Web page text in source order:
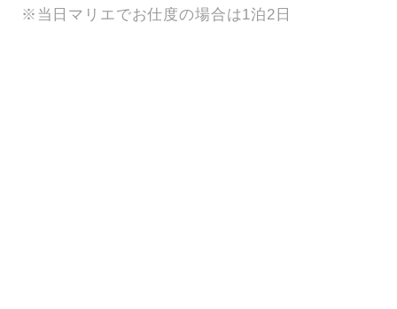
※当日マリエでお仕度の場合は1泊2日